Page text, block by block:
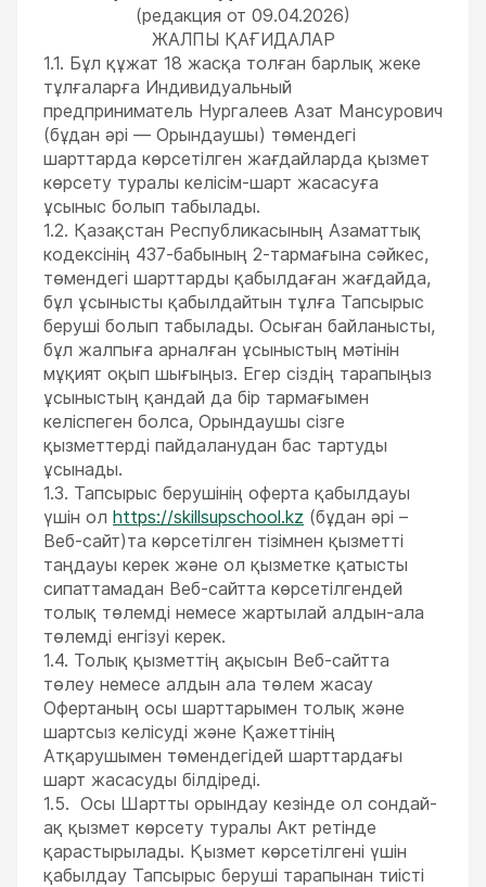
(редакция от 09.04.2026)
ЖАЛПЫ ҚАҒИДАЛАР
1.1. Бұл құжат 18 жасқа толған барлық жеке
тұлғаларға Индивидуальный
предприниматель Нургалеев Азат Мансурович
(бұдан әрі — Орындаушы) төмендегі
шарттарда көрсетілген жағдайларда қызмет
көрсету туралы келісім-шарт жасасуға
ұсыныс болып табылады.
1.2. Қазақстан Республикасының Азаматтық
кодексінің 437-бабының 2-тармағына сәйкес,
төмендегі шарттарды қабылдаған жағдайда,
бұл ұсынысты қабылдайтын тұлға Тапсырыс
беруші болып табылады. Осыған байланысты,
бұл жалпыға арналған ұсыныстың мәтінін
мұқият оқып шығыңыз. Егер сіздің тарапыңыз
ұсыныстың қандай да бір тармағымен
келіспеген болса, Орындаушы сізге
қызметтерді пайдаланудан бас тартуды
ұсынады.
1.3. Тапсырыс берушінің оферта қабылдауы
үшін ол https://skillsupschool.kz (бұдан әрі –
Веб-сайт)та көрсетілген тізімнен қызметті
таңдауы керек және ол қызметке қатысты
сипаттамадан Веб-сайтта көрсетілгендей
толық төлемді немесе жартылай алдын-ала
төлемді енгізуі керек.
1.4. Толық қызметтің ақысын Веб-сайтта
төлеу немесе алдын ала төлем жасау
Офертаның осы шарттарымен толық және
шартсыз келісуді және Қажеттінің
Атқарушымен төмендегідей шарттардағы
шарт жасасуды білдіреді.
1.5. Осы Шартты орындау кезінде ол сондай-
ақ қызмет көрсету туралы Акт ретінде
қарастырылады. Қызмет көрсетілгені үшін
қабылдау Тапсырыс беруші тарапынан тиісті